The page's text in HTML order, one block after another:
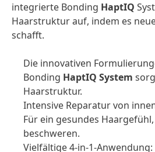
integrierte Bonding HaptIQ
Haarstruktur auf, indem es
schafft.
Die innovativen
Bonding HaptIQ System
Haarstruktur.
Intensive Reparatur von
Für ein gesundes
beschweren.
Vielfältige 4-in-1-